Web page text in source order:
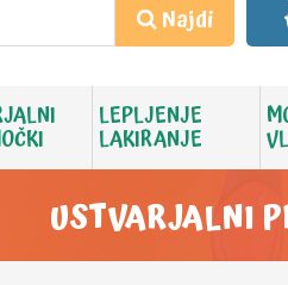
Najdi
LEPLJENJE
LAKIRANJE
USTVARJALNI